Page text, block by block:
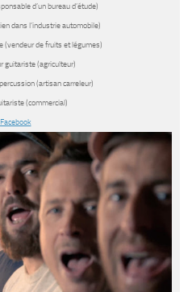
d’un bureau d’étude)
dans l’industrie automobile)
(vendeur de fruits et légumes)
guitariste (agriculteur)
(artisan carreleur)
(commercial)
Facebook